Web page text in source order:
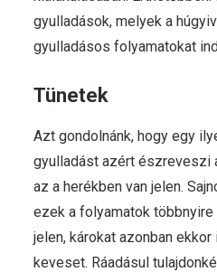
gyulladások, melyek a
gyulladásos folyamatokat
Tünetek
Azt gondolnánk, hogy egy
gyulladást azért észreveszi
az a herékben van jelen.
ezek a folyamatok
jelen, károkat azonban
keveset. Ráadásul